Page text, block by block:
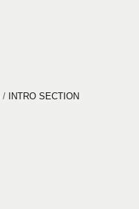
/ INTRO SECTION